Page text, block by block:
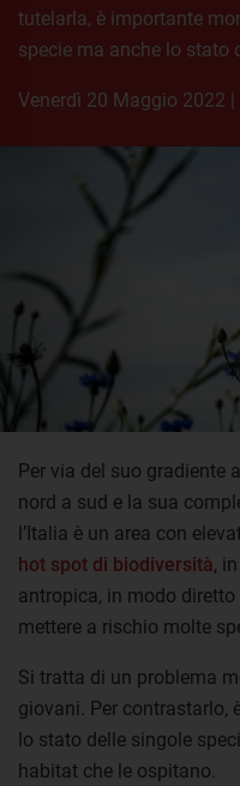
tutelarla, è importante
specie ma anche lo stato
venerdì 20 Maggio 2022 |
Per via del suo gradiente
nord a sud e la sua
l’Italia è un area con
hot spot di biodiversità,
antropica, in modo
mettere a rischio molte
Si tratta di un problema
giovani. Per contrastarlo,
lo stato delle singole
habitat che le ospitano.